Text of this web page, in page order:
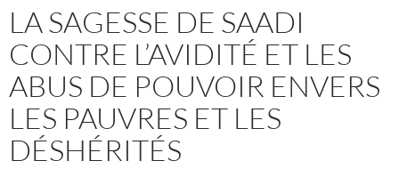
LA SAGESSE DE SAADI
CONTRE L’AVIDITÉ ET LES
ABUS DE POUVOIR ENVERS
LES PAUVRES ET LES
DÉSHÉRITÉS